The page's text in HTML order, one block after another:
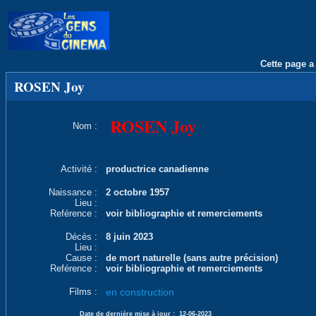
Cette page
ROSEN Joy
Nom : ROSEN Joy
Activité : productrice canadienne
Naissance :
2 octobre 1957
Lieu :
Reférence :
voir bibliographie et remerciements
Décès :
8 juin 2023
Lieu :
Cause :
de mort naturelle (sans autre précision)
Reférence :
voir bibliographie et remerciements
Films : en construction
Date de dernière mise à jour : 12-06-2023